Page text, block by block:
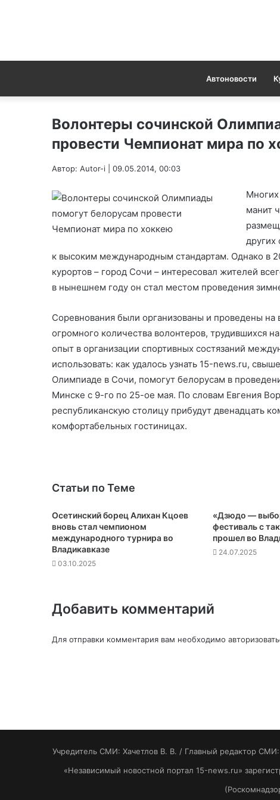
Автоновости
Волонтеры сочинской
провести Чемпионат мира по
Автор: Autor-i | 09.05.2014, 00:03
Многих
манит
других
к высоким международным стандартам. Однако в
курортов – город Сочи – интересовал жителей
в нынешнем году он стал местом проведения
Соревнования были организованы и проведены на
огромного количества волонтеров, трудившихся
опыт в организации спортивных состязаний
использовать: как удалось узнать 15-news.ru,
Олимпиаде в Сочи, помогут белорусам в
Минске с 9-го по 25-ое мая. По словам Евгения
республиканскую столицу прибудут двенадцать
комфортабельных гостиницах.
Статьи по Теме
Осетинский борец Алихан Кцоев
вновь стал чемпионом
международного турнира во
Владикавказе
03.10.2025
«Дзюдо —
фестиваль с
прошел во
24.07.2025
Добавить комментарий
Для отправки комментария вам необходимо
Учредитель СМИ: Хaчeтлoв B. B. / Главный редактор
«Независимый новостной портал 15-news.ru»